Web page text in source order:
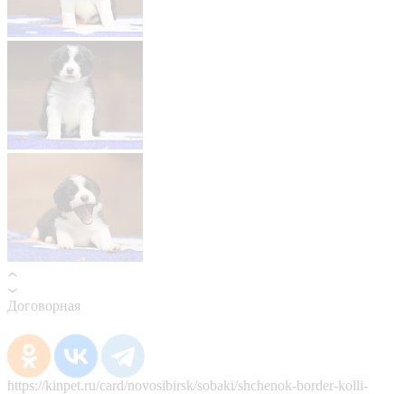
Договорная
https://kinpet.ru/card/novosibirsk/sobaki/shchenok-border-kolli-